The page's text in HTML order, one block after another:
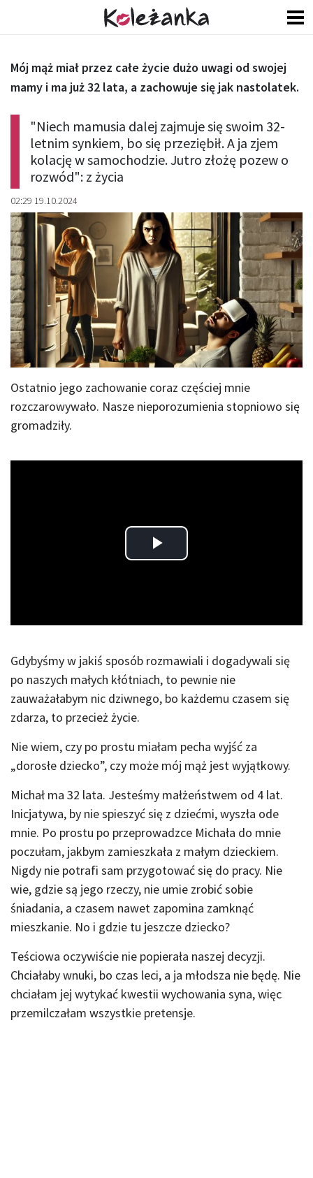
"Niech mamusia dalej zajmuje się swoim 32-
letnim synkiem, bo się przeziębił. A ja zjem
kolację w samochodzie. Jutro złożę pozew o
rozwód": z życia
02:29 19.10.2024
Mój mąż miał przez całe życie dużo uwagi od swojej
mamy i ma już 32 lata, a zachowuje się jak nastolatek.
Ostatnio jego zachowanie coraz częściej mnie
rozczarowywało. Nasze nieporozumienia stopniowo się
gromadziły.
Play
Gdybyśmy w jakiś sposób rozmawiali i dogadywali się
po naszych małych kłótniach, to pewnie nie
zauważałabym nic dziwnego, bo każdemu czasem się
zdarza, to przecież życie.
Nie wiem, czy po prostu miałam pecha wyjść za
„dorosłe dziecko”, czy może mój mąż jest wyjątkowy.
Michał ma 32 lata. Jesteśmy małżeństwem od 4 lat.
Inicjatywa, by nie spieszyć się z dziećmi, wyszła ode
mnie. Po prostu po przeprowadzce Michała do mnie
poczułam, jakbym zamieszkała z małym dzieckiem.
Nigdy nie potrafi sam przygotować się do pracy. Nie
wie, gdzie są jego rzeczy, nie umie zrobić sobie
śniadania, a czasem nawet zapomina zamknąć
mieszkanie. No i gdzie tu jeszcze dziecko?
Teściowa oczywiście nie popierała naszej decyzji.
Chciałaby wnuki, bo czas leci, a ja młodsza nie będę. Nie
chciałam jej wytykać kwestii wychowania syna, więc
przemilczałam wszystkie pretensje.